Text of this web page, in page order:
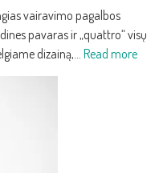
vairavimo pagalbos
pavaras ir „quattro“ visų
dizainą,… Read more: